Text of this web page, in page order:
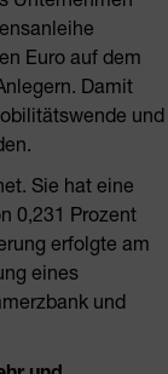
Euro auf dem
Damit
und
Sie hat eine
0,231 Prozent
erfolgte am
eines
und